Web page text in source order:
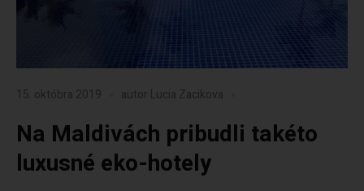
15. októbra 2019 autor Lucia Zacikova
Na Maldivách pribudli takéto
luxusné eko-hotely